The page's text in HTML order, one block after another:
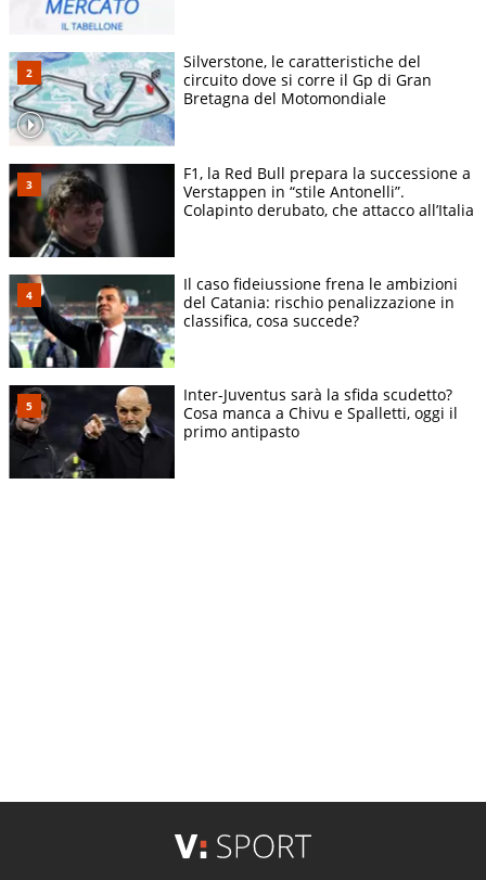
Silverstone, le caratteristiche del
circuito dove si corre il Gp di Gran
Bretagna del Motomondiale
F1, la Red Bull prepara la successione a
Verstappen in “stile Antonelli”.
Colapinto derubato, che attacco all’Italia
Il caso fideiussione frena le ambizioni
del Catania: rischio penalizzazione in
classifica, cosa succede?
Inter-Juventus sarà la sfida scudetto?
Cosa manca a Chivu e Spalletti, oggi il
primo antipasto